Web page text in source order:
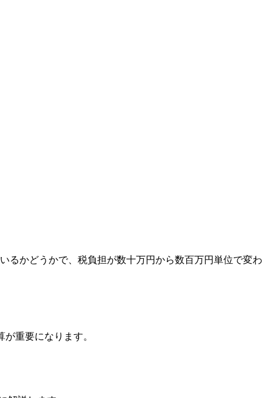
るかどうかで、税負担が数十万円から数百万円単位で変わ
重要になります。